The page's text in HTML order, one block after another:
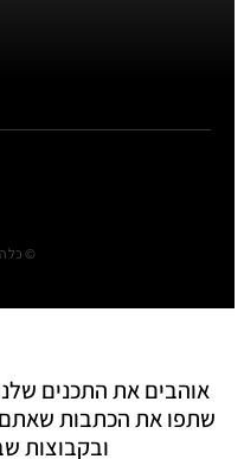
© כל
אוהבים את התכנים
שתפו את הכתבות שאתם
ובקבוצות